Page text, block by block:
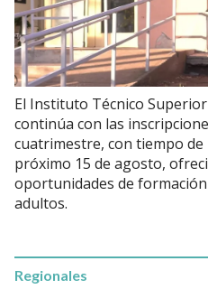
El Instituto Técnico Superior
continúa con las
cuatrimestre, con tiempo
próximo 15 de agosto,
oportunidades de
adultos.
Regionales